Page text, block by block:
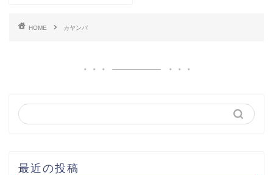
HOME カヤンバ
最近の投稿